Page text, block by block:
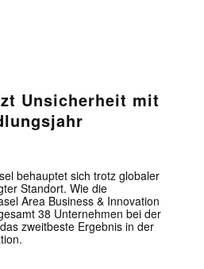
Unsicherheit mit
behauptet sich trotz globaler
Standort. Wie die
Area Business & Innovation
38 Unternehmen bei der
zweitbeste Ergebnis in der